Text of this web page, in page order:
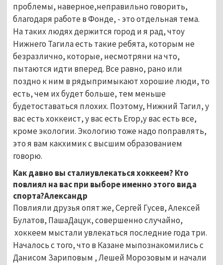
проблемы, наверное,неправильно говорить,
благодаря работе в Фонде, - это отдельная тема.
На таких людях держится город и я рад, чтоу
Нижнего Тагила есть такие ребята, которым не
безразлично, которые, несмотряни на что,
пытаются идти вперед. Все равно, рано или
поздно к ним в рядыпримыкают хорошие люди, то
есть, чем их будет больше, тем меньше
будетоставаться плохих. Поэтому, Нижний Тагил, у
вас есть хоккеист, у вас есть Егор,у вас есть все,
кроме экологии. Экологию тоже надо поправлять,
это я вам какхимик с высшим образованием
говорю.
Как давно вы сталиувлекаться хоккеем? Кто
повлиял на вас при выборе именно этого вида
спорта?Александр
Повлияли друзья опят же, Сергей Гусев, Алексей
Булатов, ПашаДацук, совершенно случайно,
хоккеем мыстали увлекаться последние года три.
Началось с того, что в Казане мыпознакомились с
Данисом Зариповым , Лешей Морозовым и начали